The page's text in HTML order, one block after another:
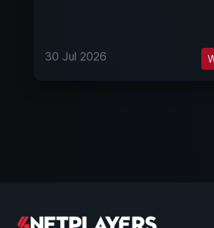
30 Jul 2026